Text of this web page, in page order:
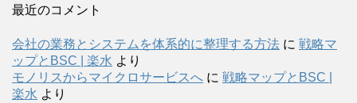
最近のコメント
会社の業務とシステムを体系的に整理する方法 に 戦略マ
ップとBSC | 楽水 より
モノリスからマイクロサービスへ に 戦略マップとBSC |
楽水 より